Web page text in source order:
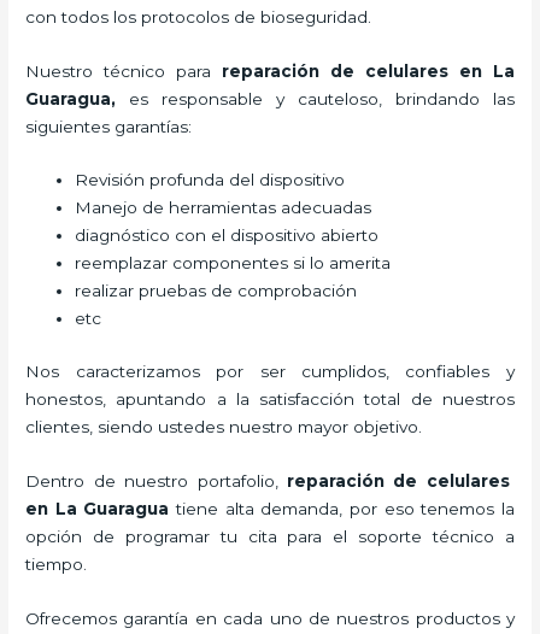
con todos los protocolos de bioseguridad.
Nuestro técnico para reparación de celulares en La
Guaragua, es responsable y cauteloso, brindando las
siguientes garantías:
Revisión profunda del dispositivo
Manejo de herramientas adecuadas
diagnóstico con el dispositivo abierto
reemplazar componentes si lo amerita
realizar pruebas de comprobación
etc
Nos caracterizamos por ser cumplidos, confiables y
honestos, apuntando a la satisfacción total de nuestros
clientes, siendo ustedes nuestro mayor objetivo.
Dentro de nuestro portafolio, reparación de celulares
en La Guaragua tiene alta demanda, por eso tenemos la
opción de programar tu cita para el soporte técnico a
tiempo.
Ofrecemos garantía en cada uno de nuestros productos y